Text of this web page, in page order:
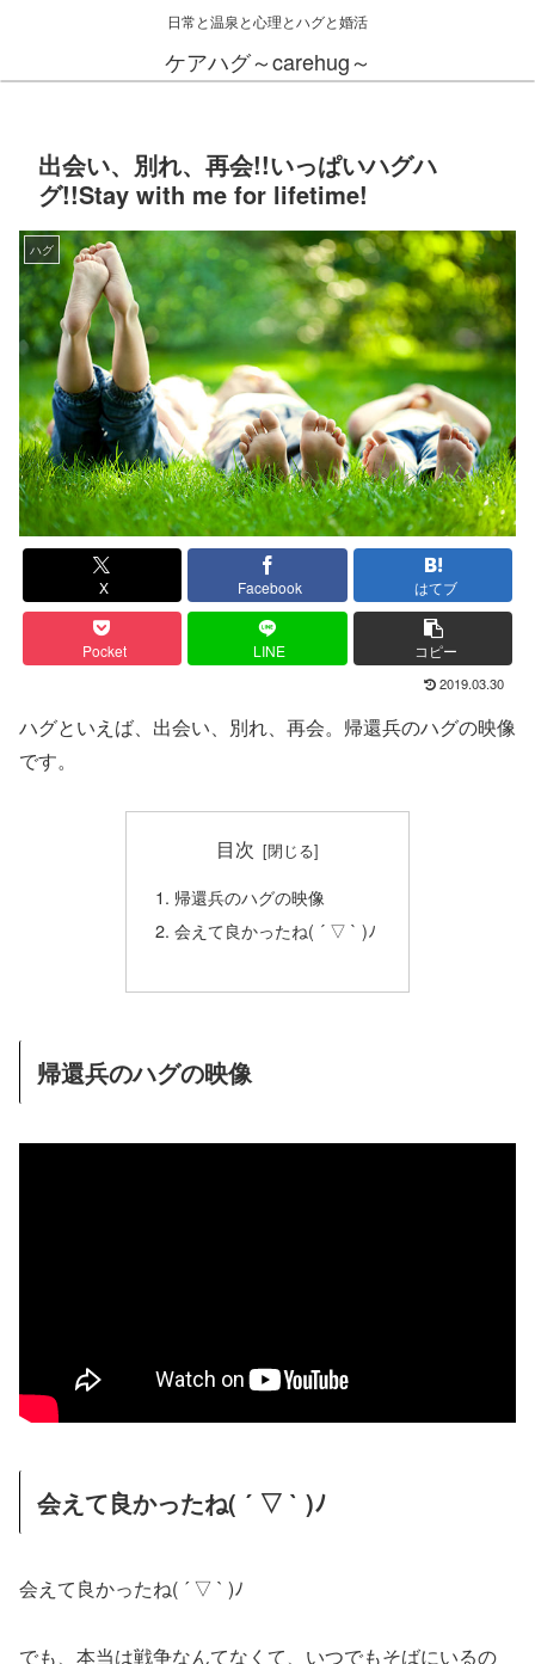
日常と温泉と心理とハグと婚活
ケアハグ～carehug～
出会い、別れ、再会!!いっぱいハグハ
グ!!Stay with me for lifetime!
ハグ
X Facebook はてブ
Pocket LINE コピー
2019.03.30
ハグといえば、出会い、別れ、再会。帰還兵のハグの映像
です。
目次
帰還兵のハグの映像
会えて良かったね( ´ ▽ ` )ﾉ
帰還兵のハグの映像
会えて良かったね( ´ ▽ ` )ﾉ
会えて良かったね( ´ ▽ ` )ﾉ
でも、本当は戦争なんてなくて、いつでもそばにいるの